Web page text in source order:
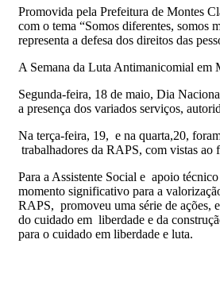
Promovida pela Prefeitura de Montes
com o tema “Somos diferentes, somos
representa a defesa dos direitos das
A Semana da Luta Antimanicomial em
Segunda-feira, 18 de maio, Dia
a presença dos variados serviços,
Na terça-feira, 19, e na quarta,20,
trabalhadores da RAPS, com vistas ao
Para a Assistente Social e apoio
momento significativo para a
RAPS, promoveu uma série de ações,
do cuidado em liberdade e da
para o cuidado em liberdade e luta.